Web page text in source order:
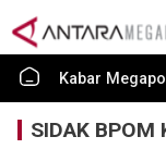
Kabar
SIDAK BPOM